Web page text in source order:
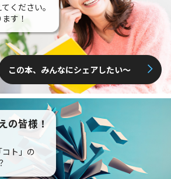
ください。
す！
この本、みんなにシェアしたい〜
の皆様！
コト」の